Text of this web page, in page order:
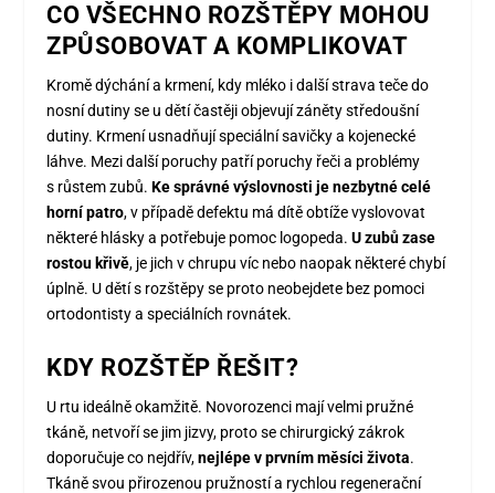
CO VŠECHNO ROZŠTĚPY MOHOU
ZPŮSOBOVAT A KOMPLIKOVAT
Kromě dýchání a krmení, kdy mléko i další strava teče do
nosní dutiny se u dětí častěji objevují záněty středoušní
dutiny. Krmení usnadňují speciální savičky a kojenecké
láhve. Mezi další poruchy patří poruchy řeči a problémy
s růstem zubů.Ke správné výslovnosti je nezbytné celé
horní patro, v případě defektu má dítě obtíže vyslovovat
některé hlásky a potřebuje pomoc logopeda.U zubů zase
rostou křivě, je jich v chrupu víc nebo naopak některé chybí
úplně. U dětí s rozštěpy se proto neobejdete bez pomoci
ortodontisty a speciálních rovnátek.
KDY ROZŠTĚP ŘEŠIT?
U rtu ideálně okamžitě. Novorozenci mají velmi pružné
tkáně, netvoří se jim jizvy, proto se chirurgický zákrok
doporučuje co nejdřív,nejlépe v prvním měsíci života.
Tkáně svou přirozenou pružností a rychlou regenerační